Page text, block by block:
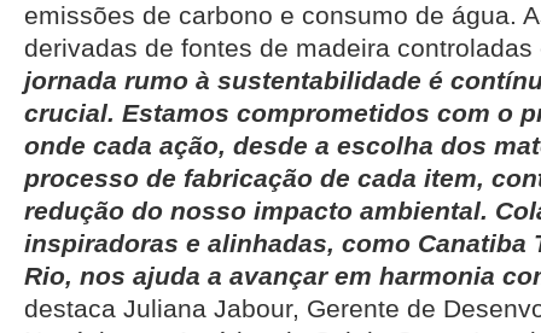
emissões de carbono e consumo de água.
derivadas de fontes de madeira
jornada rumo à sustentabilidade é
crucial. Estamos comprometidos com o
onde cada ação, desde a escolha dos
processo de fabricação de cada item,
redução do nosso impacto ambiental.
inspiradoras e alinhadas, como Canatiba
Rio, nos ajuda a avançar em harmonia
destaca Juliana Jabour, Gerente de